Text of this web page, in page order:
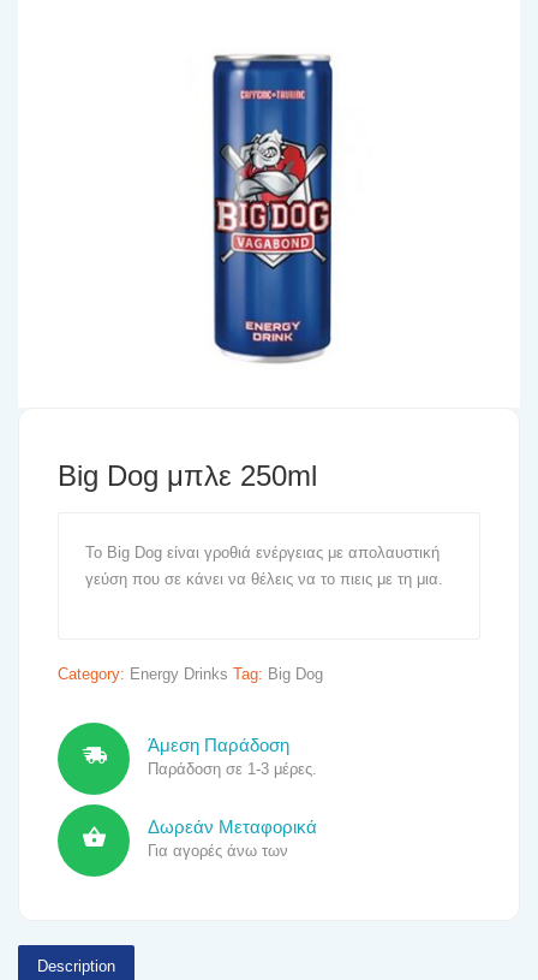
Big Dog μπλε 250ml
Το Big Dog είναι γροθιά ενέργειας με απολαυστική
γεύση που σε κάνει να θέλεις να το πιεις με τη μια.
Category: Energy Drinks Tag: Big Dog
Άμεση Παράδοση
Παράδοση σε 1-3 μέρες.
Δωρεάν Μεταφορικά
Για αγορές άνω των
Description